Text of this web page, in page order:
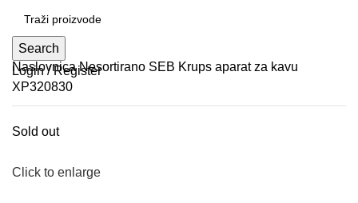
Search
Login / Register
NaslovnicaNesortirano SEB Krups aparat za kavu
XP320830
Sold out
Click to enlarge